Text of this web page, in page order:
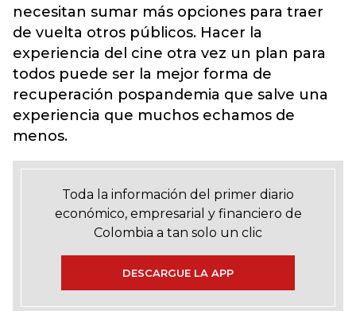
necesitan sumar más opciones para traer
de vuelta otros públicos. Hacer la
experiencia del cine otra vez un plan para
todos puede ser la mejor forma de
recuperación pospandemia que salve una
experiencia que muchos echamos de
menos.
Toda la información del primer diario
económico, empresarial y financiero de
Colombia a tan solo un clic
DESCARGUE LA APP